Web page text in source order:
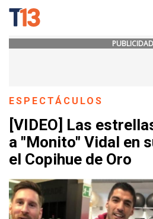
PUBLICIDAD
ESPECTÁCULOS
[VIDEO] Las
a "Monito" Vidal en
el Copihue de Oro